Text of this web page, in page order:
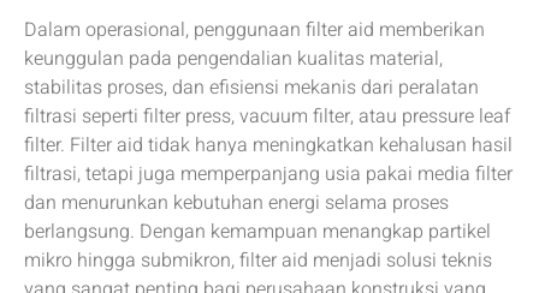
Dalam operasional, penggunaan filter aid memberikan
keunggulan pada pengendalian kualitas material,
stabilitas proses, dan efisiensi mekanis dari peralatan
filtrasi seperti filter press, vacuum filter, atau pressure leaf
filter. Filter aid tidak hanya meningkatkan kehalusan hasil
filtrasi, tetapi juga memperpanjang usia pakai media filter
dan menurunkan kebutuhan energi selama proses
berlangsung. Dengan kemampuan menangkap partikel
mikro hingga submikron, filter aid menjadi solusi teknis